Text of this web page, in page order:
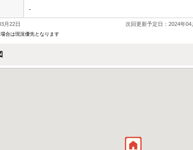
-
月22日 次回更新予定日：2024年04
合は現況優先となります